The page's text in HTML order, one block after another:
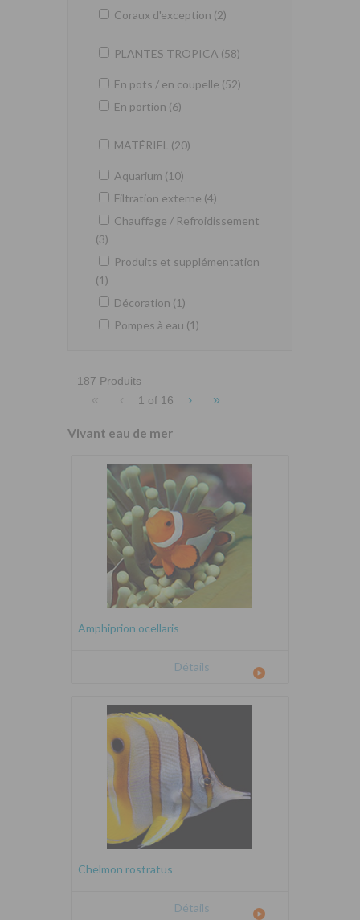
Coraux d'exception (2)
PLANTES TROPICA (58)
En pots / en coupelle (52)
En portion (6)
MATÉRIEL (20)
Aquarium (10)
Filtration externe (4)
Chauffage / Refroidissement
(3)
Produits et supplémentation
(1)
Décoration (1)
Pompes à eau (1)
187 Produits
« ‹ 1 of 16 › »
Vivant eau de mer
Amphiprion ocellaris
Détails
Chelmon rostratus
Détails